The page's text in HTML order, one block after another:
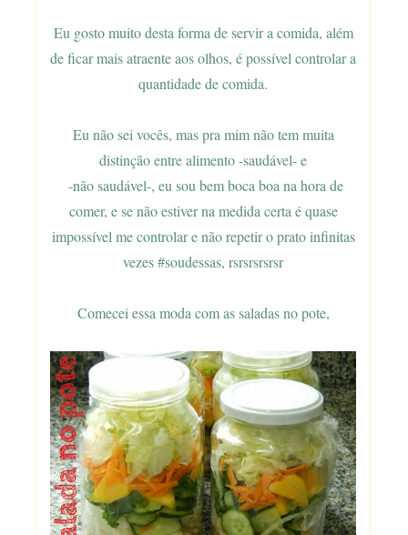
Eu gosto muito desta forma de servir a comida, além
de ficar mais atraente aos olhos, é possível controlar a
quantidade de comida.
Eu não sei vocês, mas pra mim não tem muita
distinção entre alimento -saudável- e
-não saudável-, eu sou bem boca boa na hora de
comer, e se não estiver na medida certa é quase
impossível me controlar e não repetir o prato infinitas
vezes #soudessas, rsrsrsrsrsr
Comecei essa moda com as saladas no pote,